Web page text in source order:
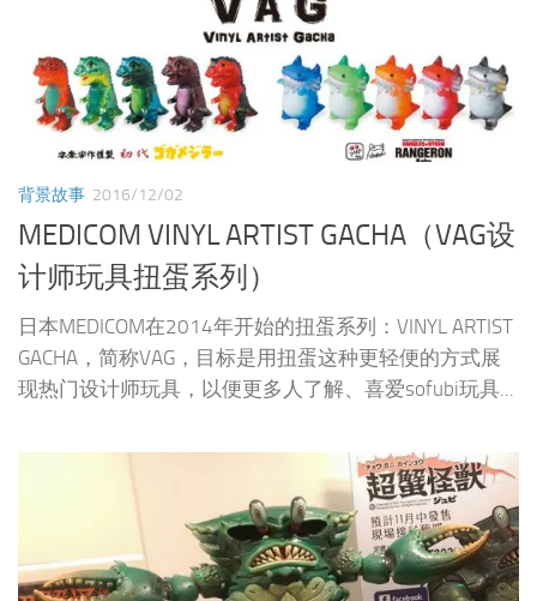
背景故事 2016/12/02
MEDICOM VINYL ARTIST GACHA（VAG设
计师玩具扭蛋系列）
日本MEDICOM在2014年开始的扭蛋系列：VINYL ARTIST
GACHA，简称VAG，目标是用扭蛋这种更轻便的方式展
现热门设计师玩具，以便更多人了解、喜爱sofubi玩具...